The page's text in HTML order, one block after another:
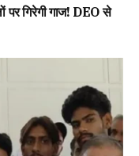
पर गिरेगी गाज! DEO से